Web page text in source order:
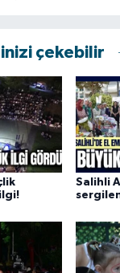
çekebilir
Salihli